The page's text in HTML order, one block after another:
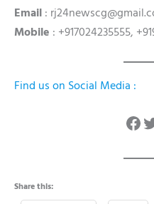
Email:
Mobile : +917024235555,
Find us on Social Media :
Share this: